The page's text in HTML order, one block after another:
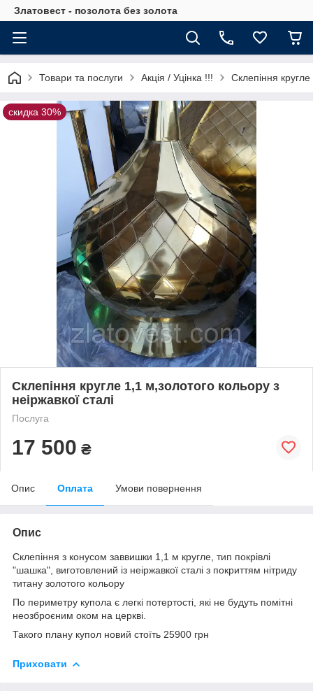
Златовест - позолота без золота
Товари та послуги Акція / Уцінка !!! Склепіння
скидка 30%
Склепіння кругле 1,1 м,золотого кольору з
неіржавкої сталі
Послуга
17 500 ₴
Опис Оплата Умови повернення
Опис
Склепіння з конусом заввишки 1,1 м кругле, тип покрівлі
"шашка", виготовлений із неіржавкої сталі з покриттям нітриду
титану золотого кольору
По периметру купола є легкі потертості, які не будуть помітні
неозброєним оком на церкві.
Такого плану купол новий стоїть 25900 грн
Приховати